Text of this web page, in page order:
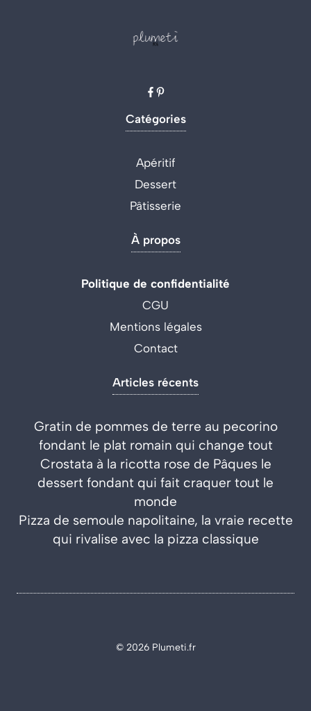
Catégories
Apéritif
Dessert
Pâtisserie
À propos
Politique de confidentialité
CGU
Mentions légales
Contact
Articles récents
Gratin de pommes de terre au pecorino
fondant le plat romain qui change tout
Crostata à la ricotta rose de Pâques le
dessert fondant qui fait craquer tout le
monde
Pizza de semoule napolitaine, la vraie recette
qui rivalise avec la pizza classique
© 2026 Plumeti.fr